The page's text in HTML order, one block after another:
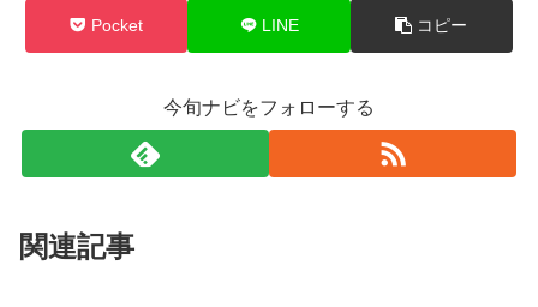
Pocket LINE コピー
今旬ナビをフォローする
関連記事